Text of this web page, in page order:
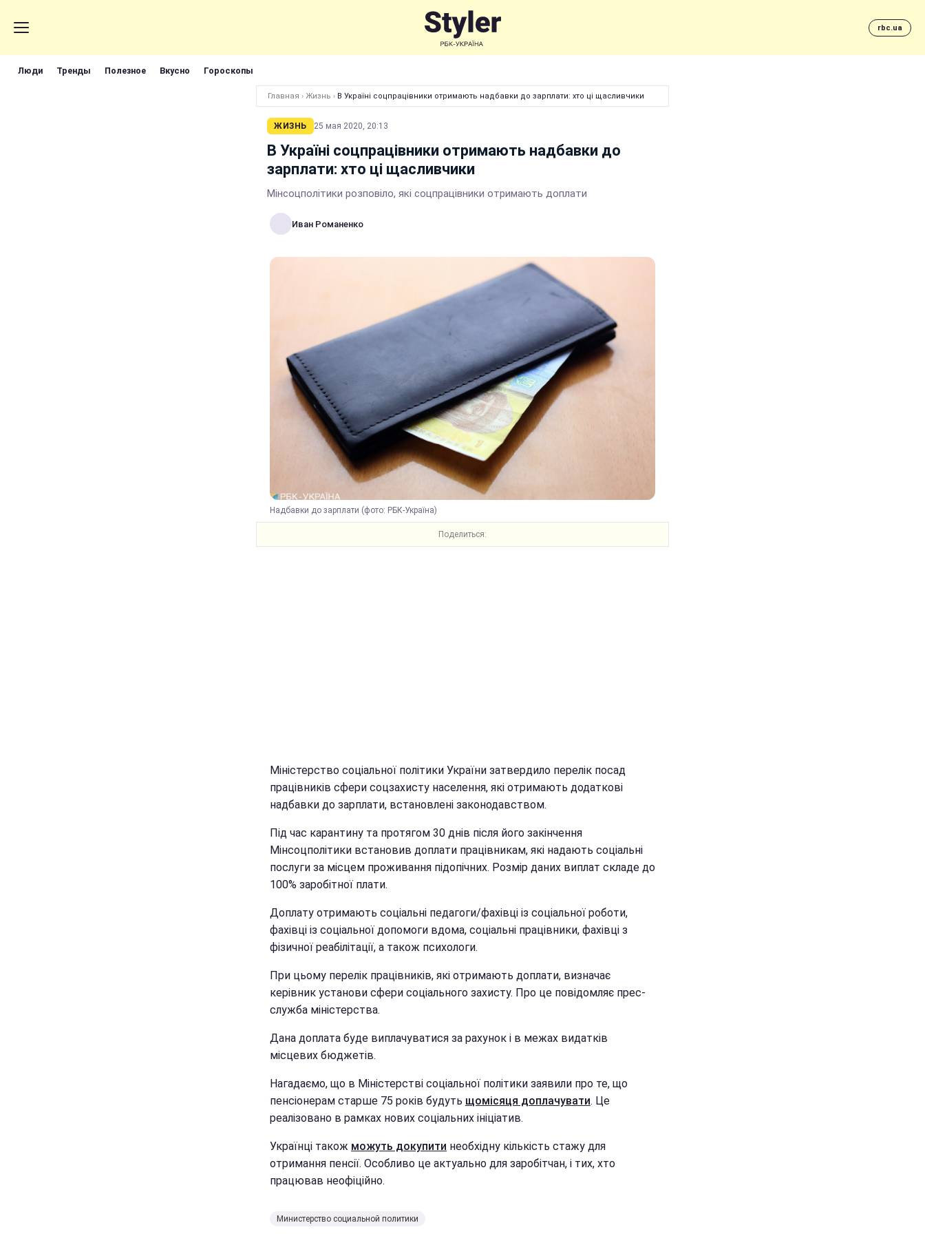
rbc.ua
Люди Тренды Полезное Вкусно Гороскопы
Главная › Жизнь › В Україні соцпрацівники отримають надбавки до зарплати: хто ці щасливчики
ЖИЗНЬ 25 мая 2020, 20:13
В Україні соцпрацівники отримають надбавки до
зарплати: хто ці щасливчики
Мінсоцполітики розповіло, які соцпрацівники отримають доплати
Иван Романенко
Надбавки до зарплати (фото: РБК-Україна)
Поделиться:
Міністерство соціальної політики України затвердило перелік посад
працівників сфери соцзахисту населення, які отримають додаткові
надбавки до зарплати, встановлені законодавством.
Під час карантину та протягом 30 днів після його закінчення
Мінсоцполітики встановив доплати працівникам, які надають соціальні
послуги за місцем проживання підопічних. Розмір даних виплат складе до
100% заробітної плати.
Доплату отримають соціальні педагоги/фахівці із соціальної роботи,
фахівці із соціальної допомоги вдома, соціальні працівники, фахівці з
фізичної реабілітації, а також психологи.
При цьому перелік працівників, які отримають доплати, визначає
керівник установи сфери соціального захисту. Про це повідомляє прес-
служба міністерства.
Дана доплата буде виплачуватися за рахунок і в межах видатків
місцевих бюджетів.
Нагадаємо, що в Міністерстві соціальної політики заявили про те, що
пенсіонерам старше 75 років будуть щомісяця доплачувати. Це
реалізовано в рамках нових соціальних ініціатив.
Українці також можуть докупити необхідну кількість стажу для
отримання пенсії. Особливо це актуально для заробітчан, і тих, хто
працював неофіційно.
Министерство социальной политики